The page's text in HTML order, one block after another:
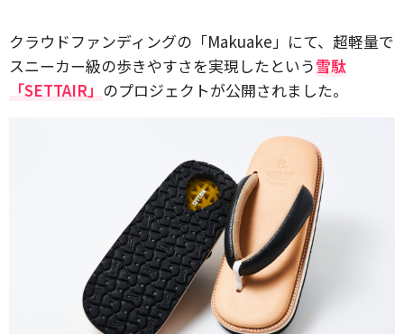
クラウドファンディングの「Makuake」にて、超軽量で
スニーカー級の歩きやすさを実現したという雪駄
「SETTAIR」 のプロジェクトが公開されました。